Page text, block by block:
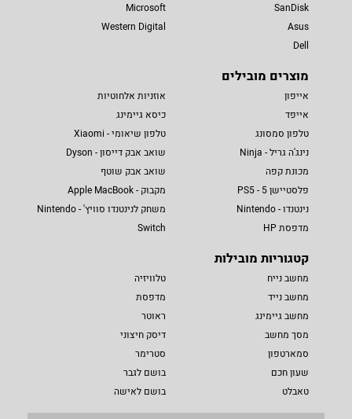
SanDisk
Asus
Dell
Microsoft
Western Digital
מוצרים מובילים
אייפון
אייפד
טלפון סמסונג
נינג'ה גריל - Ninja
מכונת קפה
פלסטיישן 5 - PS5
נינטנדו - Nintendo
מדפסת HP
אוזניות אלחוטיות
כיסא גיימינג
טלפון שיאומי - Xiaomi
שואב אבק דייסון - Dyson
שואב אבק שוטף
מקבוק - Apple MacBook
משחק לנינטנדו סוויץ' - Nintendo
Switch
קטגוריות מובילות
מחשב נייח
מחשב נייד
מחשב גיימינג
מסך מחשב
סמארטפון
שעון חכם
טאבלט
טלוויזיה
מדפסת
ראוטר
דיסק חיצוני
סטרימר
בושם לגבר
בושם לאישה